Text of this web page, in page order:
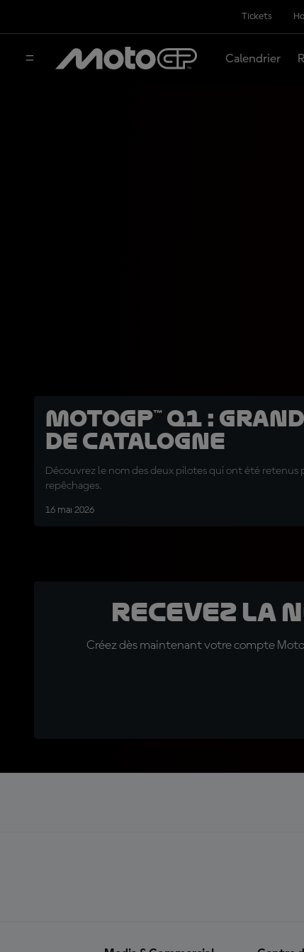
Tickets
Calendrier
MotoGP™ Q1 :
de Catalogne
Découvrez le nom des deux pilotes qui ont été retenus
repêchages.
16 mai 2026
Recevez la
Créez dès maintenant votre compte